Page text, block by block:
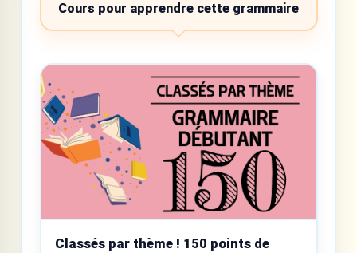
Cours pour apprendre cette grammaire
Classés par thème ! 150 points de